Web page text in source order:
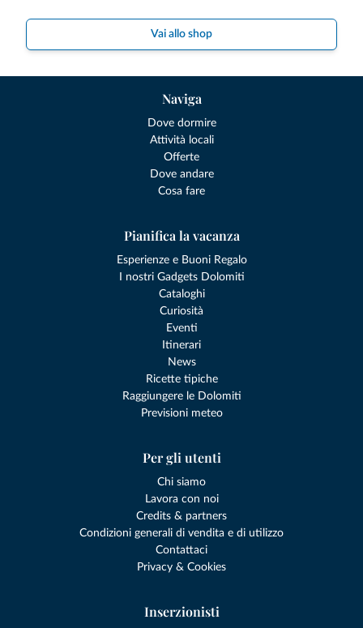
Vai allo shop
Naviga
Dove dormire
Attività locali
Offerte
Dove andare
Cosa fare
Pianifica la vacanza
Esperienze e Buoni Regalo
I nostri Gadgets Dolomiti
Cataloghi
Curiosità
Eventi
Itinerari
News
Ricette tipiche
Raggiungere le Dolomiti
Previsioni meteo
Per gli utenti
Chi siamo
Lavora con noi
Credits & partners
Condizioni generali di vendita e di utilizzo
Contattaci
Privacy & Cookies
Inserzionisti